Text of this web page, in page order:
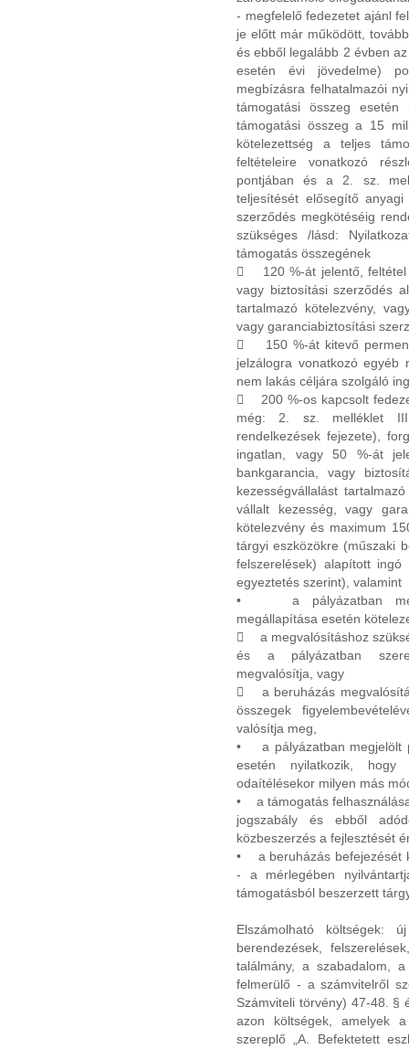
- megfelelő fedezetet ajánl
je előtt már működött,
és ebből legalább 2 évben
esetén évi jövedelme)
megbízásra felhatalmazói
támogatási összeg
támogatási összeg a 15
kötelezettség a teljes
feltételeire vonatkozó
pontjában és a 2. sz.
teljesítését elősegítő
szerződés megkötéséig
szükséges /lásd:
támogatás összegének
 120 %-át jelentő, feltétel
vagy biztosítási szerződés
tartalmazó kötelezvény,
vagy garanciabiztosítási
 150 %-át kitevő
jelzálogra vonatkozó egyéb
nem lakás céljára szolgáló
 200 %-os kapcsolt
még: 2. sz. melléklet
rendelkezések fejezete),
ingatlan, vagy 50 %-át
bankgarancia, vagy
kezességvállalást
vállalt kezesség, vagy
kötelezvény és maximum
tárgyi eszközökre (műszaki
felszerelések) alapított
egyeztetés szerint), valamint
• a pályázatban
megállapítása esetén
 a megvalósításhoz
és a pályázatban
megvalósítja, vagy
 a beruházás
összegek
valósítja meg,
• a pályázatban megjelölt
esetén nyilatkozik, hogy
odaítélésekor milyen más
• a támogatás
jogszabály és ebből
közbeszerzés a fejlesztését
• a beruházás befejezését
- a mérlegében
támogatásból beszerzett
Elszámolható költségek:
berendezések,
találmány, a szabadalom,
felmerülő - a számvitelről
Számviteli törvény) 47-48. §
azon költségek, amelyek
szereplő „A. Befektetett